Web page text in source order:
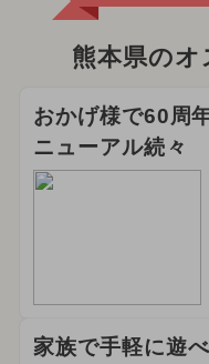
熊本県の
おかげ様で60周
ニューアル続々
家族で手軽に遊